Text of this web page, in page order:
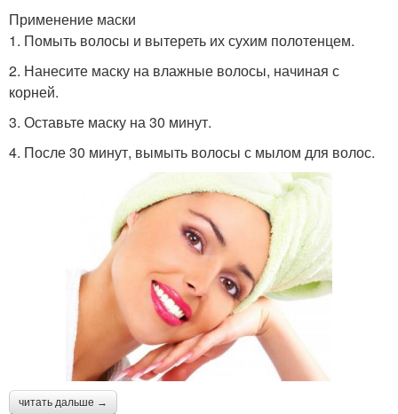
Применение маски
1. Помыть волосы и вытереть их сухим полотенцем.
2. Нанесите маску на влажные волосы, начиная с
корней.
3. Оставьте маску на 30 минут.
4. После 30 минут, вымыть волосы с мылом для волос.
читать дальше →